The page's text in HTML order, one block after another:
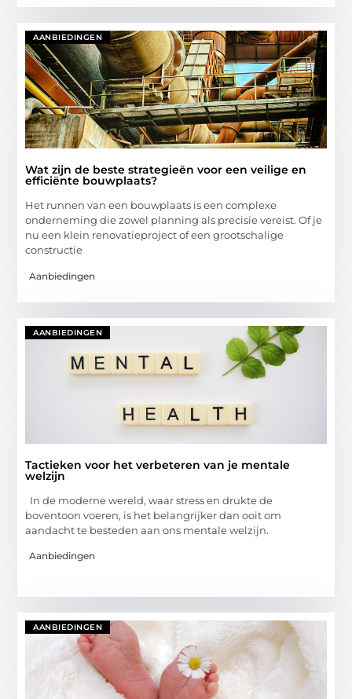
AANBIEDINGEN
Wat zijn de beste strategieën voor een veilige en
efficiënte bouwplaats?
Het runnen van een bouwplaats is een complexe
onderneming die zowel planning als precisie vereist. Of je
nu een klein renovatieproject of een grootschalige
constructie
Aanbiedingen
AANBIEDINGEN
Tactieken voor het verbeteren van je mentale
welzijn
In de moderne wereld, waar stress en drukte de
boventoon voeren, is het belangrijker dan ooit om
aandacht te besteden aan ons mentale welzijn.
Aanbiedingen
AANBIEDINGEN